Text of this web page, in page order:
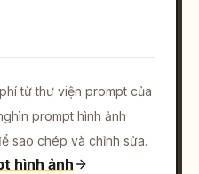
cáo bóng bẩy,
gà con, chính xác
tượng neon. Giữ
trên khuôn mặt cô
các khung hình và
từ thư viện prompt của
prompt hình ảnh
sao chép và chỉnh sửa.
hình ảnh